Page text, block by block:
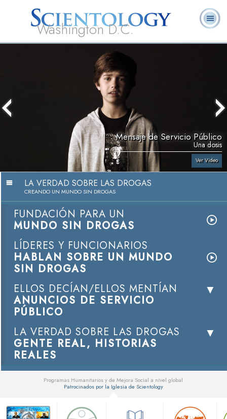
Washington D.C.
Scientology?
Mensaje de Servicio Público
Una dosis
Ver Video
LA VERDAD SOBRE LAS DROGAS
CREANDO UN MUNDO SIN DROGAS
FUNDACIÓN PARA UN
MUNDO SIN DROGAS
LÍDERES Y FUNCIONARIOS
HABLAN SOBRE UN MUNDO
SIN DROGAS
ELLOS DECÍAN/ELLOS MENTÍAN
ANUNCIOS DE SERVICIO
PÚBLICO
LA VERDAD SOBRE LAS DROGAS
GENTE REAL, HISTORIAS
REALES
Programas Humanitarios y de Mejora Social a nivel global
Patrocinados por la Iglesia de Scientology